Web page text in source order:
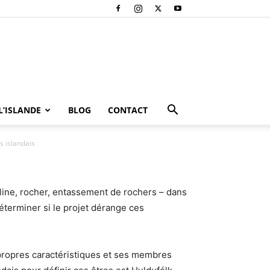
BLOG CONTACT
islandais
rocher, entassement de rochers – dans
si le projet dérange ces
caractéristiques et ses membres